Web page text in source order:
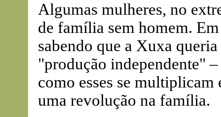
Algumas mulheres, no
de família sem homem.
sabendo que a Xuxa
"produção independente"
como esses se multiplicam
uma revolução na família.